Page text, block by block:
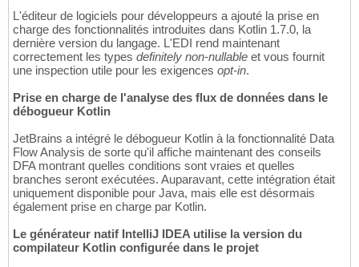
L'éditeur de logiciels pour développeurs a ajouté la prise en
charge des fonctionnalités introduites dans Kotlin 1.7.0, la
dernière version du langage. L'EDI rend maintenant
correctement les types definitely non-nullable et vous fournit
une inspection utile pour les exigences opt-in.
Prise en charge de l'analyse des flux de données dans le
débogueur Kotlin
JetBrains a intégré le débogueur Kotlin à la fonctionnalité Data
Flow Analysis de sorte qu'il affiche maintenant des conseils
DFA montrant quelles conditions sont vraies et quelles
branches seront exécutées. Auparavant, cette intégration était
uniquement disponible pour Java, mais elle est désormais
également prise en charge par Kotlin.
Le générateur natif IntelliJ IDEA utilise la version du
compilateur Kotlin configurée dans le projet